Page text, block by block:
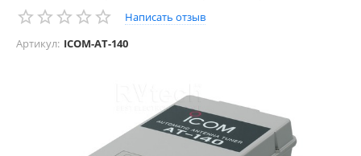
Рации ICOM (Япония)
/ Аксессуары ICOM
Антенный тюнер ICOM
Написать отзыв
Артикул: ICOM-AT-140